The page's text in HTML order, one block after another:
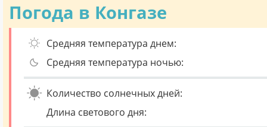
Погода в Конгазе
Средняя температура днем:
Средняя температура ночью:
Количество солнечных дней:
Длина светового дня: